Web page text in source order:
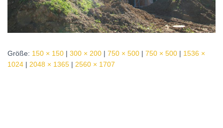
Größe: 150 × 150 | 300 × 200 | 750 × 500 | 750 × 500 | 1536 ×
1024 | 2048 × 1365 | 2560 × 1707